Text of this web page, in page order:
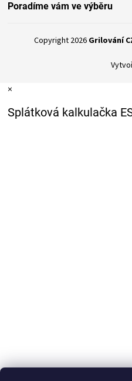
Poradíme vám ve výběru
Copyright 2026 Grilování
×
Splátková kalkulačka